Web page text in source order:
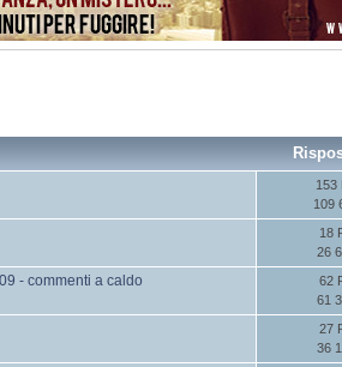
153
109
18
26
- commenti a caldo
62
61
27
36